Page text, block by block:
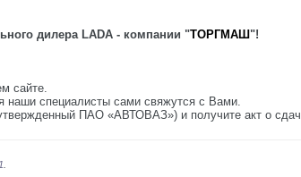
дилера LADA - компании "ТОРГМАШ "!
сайте.
наши специалисты сами свяжутся с Вами.
ПАО «АВТОВАЗ») и получите акт о